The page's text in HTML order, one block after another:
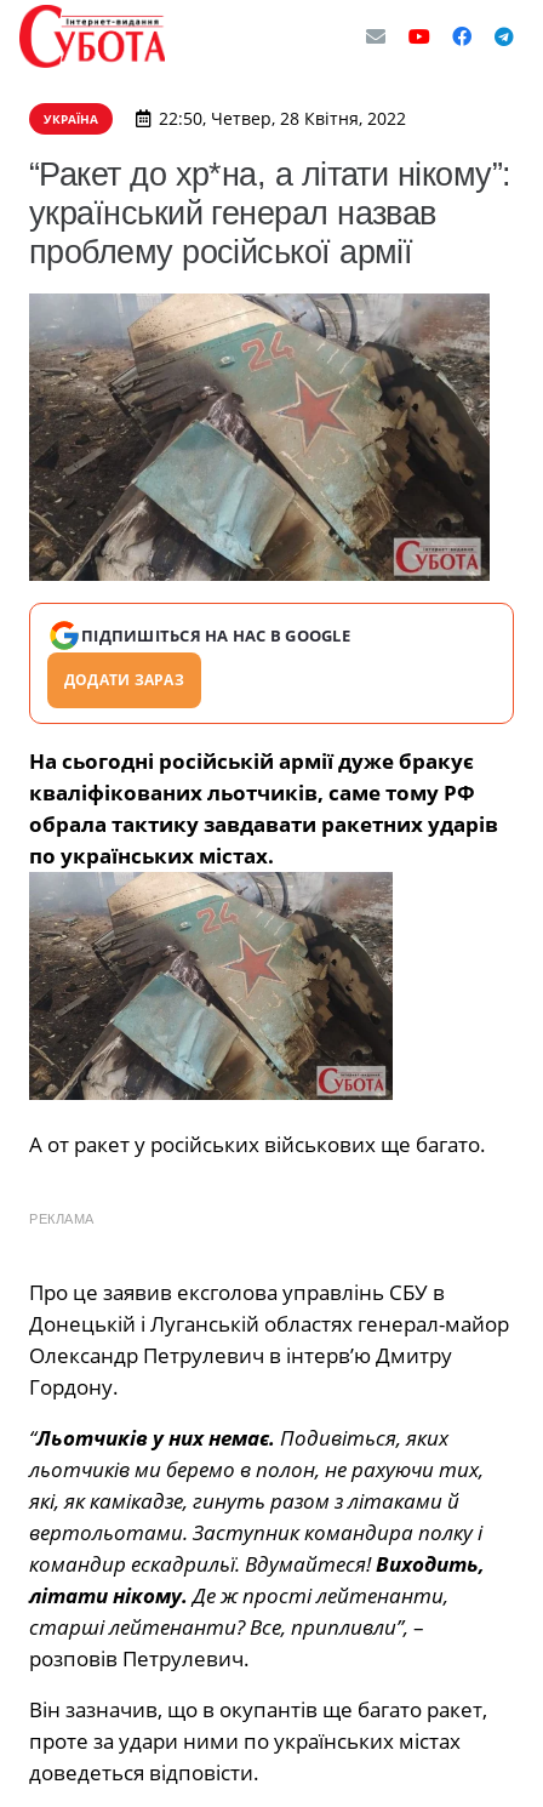
УКРАЇНА 22:50, Четвер, 28 Квітня, 2022
“Ракет до хр*на, а літати нікому”:
український генерал назвав
проблему російської армії
ПІДПИШІТЬСЯ НА НАС В GOOGLE
ДОДАТИ ЗАРАЗ
На сьогодні російській армії дуже бракує
кваліфікованих льотчиків, саме тому РФ
обрала тактику завдавати ракетних ударів
по українських містах.
А от ракет у російських військових ще багато.
РЕКЛАМА
Про це заявив ексголова управлінь СБУ в
Донецькій і Луганській областях генерал-майор
Олександр Петрулевич в інтерв’ю Дмитру
Гордону.
“Льотчиків у них немає. Подивіться, яких
льотчиків ми беремо в полон, не рахуючи тих,
які, як камікадзе, гинуть разом з літаками й
вертольотами. Заступник командира полку і
командир ескадрильї. Вдумайтеся!Виходить,
літати нікому.Де ж прості лейтенанти,
старші лейтенанти? Все, припливли”, –
розповів Петрулевич.
Він зазначив, що в окупантів ще багато ракет,
проте за удари ними по українських містах
доведеться відповісти.